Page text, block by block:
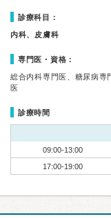
診療科目：
内科、皮膚科
専門医・資格：
総合内科専門医、糖尿病専
医
診療時間
09:00-13:00
17:00-19:00